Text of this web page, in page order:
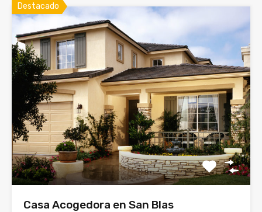
Destacado
Casa Acogedora en San Blas